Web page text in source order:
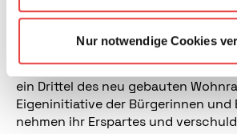
Nur notwendige Cookies
mehr und besserer Wohnraum für
und Bürger.
Diesen sogenannten
eine aktuelle Metastudie. Durch
geringe staatliche Zuschüsse
ein Drittel des neu gebauten
Eigeninitiative der Bürgerinnen und
nehmen ihr Erspartes und